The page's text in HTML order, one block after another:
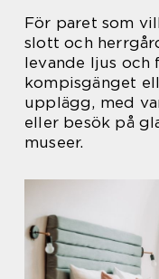
För paret som
slott och
levande ljus och
kompisgänget
upplägg, med
eller besök på
museer.